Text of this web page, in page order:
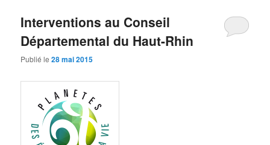
Interventions au Conseil
Départemental du Haut-Rhin
Publié le28 mai 2015